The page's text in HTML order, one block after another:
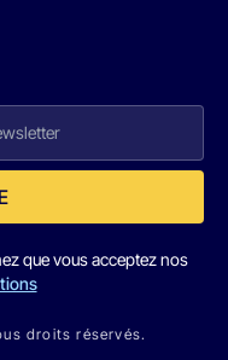
que vous acceptez nos
droits réservés.